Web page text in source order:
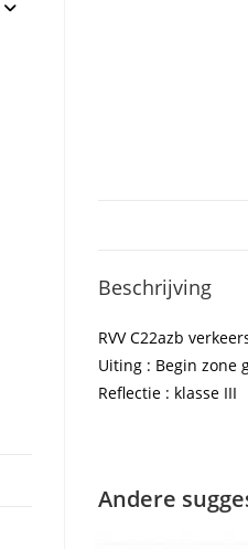
Beschrijving
RVV C22azb
Uiting : Begin zone
Reflectie : klasse III
Andere